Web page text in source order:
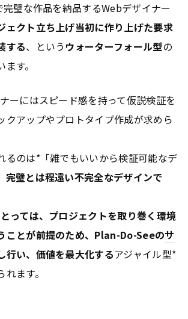
璧な作品を納品するWebデザイナー
ェクト立ち上げ当初に作り上げた要求
する、というウォーターフォール型の
す。
ーにはスピード感を持って仮説検証を
クアップやプロトタイプ作成が求めら
るのは*「雑でもいいから検証可能なデ
完璧とは程遠い不完全なデザインで
っては、プロジェクトを取り巻く環境
ことが前提のため、Plan-Do-Seeのサ
行い、価値を最大化するアジャイル型*
ます。